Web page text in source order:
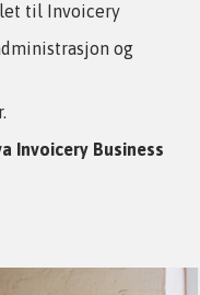
til Invoicery
og
Invoicery Business